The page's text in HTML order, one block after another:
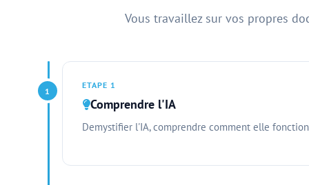
Vous travaillez sur vos propres
1
ETAPE 1
Comprendre l'IA
Demystifier l'IA, comprendre comment elle